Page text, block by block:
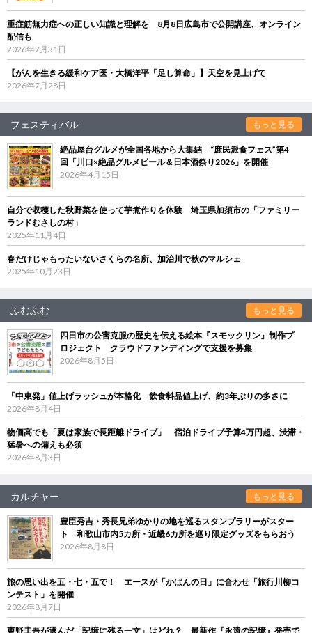
重症筋無力症への正しい知識と理解を 8月8日広島市で公開講座、オンライン
配信も
2026年7月31日
【がんを生きる緩和ケア医・大橋洋平「足し算命」】天空を見上げて
2026年7月28日
フェスティバル もっと見る
絶品屋台グルメが全国各地から大集結 “庶民派食フェス”第4
回「川口×絶品グルメビール＆日本酒祭り2026」を開催
2026年4月15日
自分で収穫した秋野菜を使って芋煮作りを体験 埼玉県加須市の「ファミリー
ランドむさしの村」
2025年11月4日
春だけじゃもったいないさくらの名所、加治川で秋のマルシェ
2025年10月23日
ふむふむ もっと見る
四日市の公害克服の歴史を伝える絵本『スモックリン』制作プ
ロジェクト クラウドファンディングで支援を募集
2026年8月5日
「中東発」値上げラッシュが本格化 飲食料品値上げ、約3年ぶりの多さに
2026年8月4日
物価高でも「夏は家族で長距離ドライブ」 宿泊ドライブ予算4万円超、渋滞・
猛暑への備えも必須
2026年8月3日
カルチャー もっと見る
豊臣秀吉・秀長兄弟ゆかりの地を巡るスタンプラリーがスター
ト 和歌山市内5カ所・近畿6カ所を巡り限定グッズをもらおう
2026年8月8日
旅の思い出を五・七・五で！ エースが「かばんの日」に合わせ「旅行川柳コ
ンテスト」を開催
2026年8月7日
東野圭吾が選んだ「記憶に残る一文」はどれ？ 最新作『永遠の記憶』発売で